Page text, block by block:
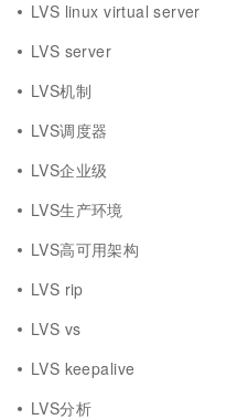
LVS linux virtual server
LVS server
LVS机制
LVS调度器
LVS企业级
LVS生产环境
LVS高可用架构
LVS rip
LVS vs
LVS keepalive
LVS分析